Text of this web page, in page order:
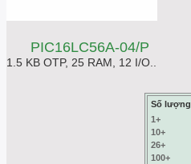
PIC16LC56A-04/P
1.5 KB OTP, 25 RAM, 12 I/O..
Số lượng
1+
10+
26+
100+